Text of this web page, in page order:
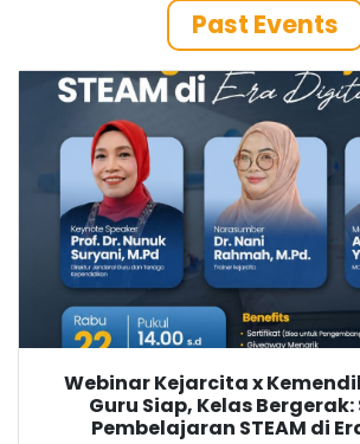
Past Events
Webinar Kejarcita x
Guru Siap, Kelas
Pembelajaran STEAM di